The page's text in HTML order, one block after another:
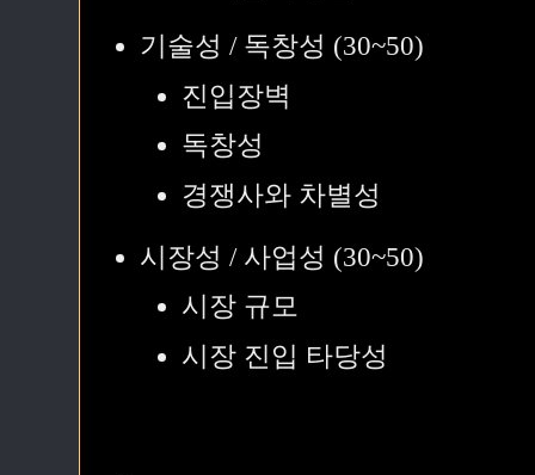
기술성 / 독창성 (30~50)
진입장벽
독창성
경쟁사와 차별성
시장성 / 사업성 (30~50)
시장 규모
시장 진입 타당성